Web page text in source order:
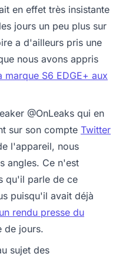
en effet très insistante
jours un peu plus sur
a d'ailleurs pris une
nous avons appris
marque S6 EDGE+ aux
@OnLeaks qui en
sur son compte Twitter
l'appareil, nous
angles. Ce n'est
qu'il parle de ce
puisqu'il avait déjà
un rendu presse du
de jours.
sujet des